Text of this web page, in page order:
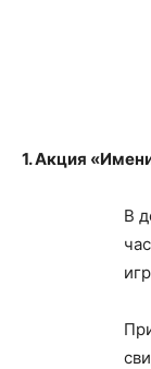
1. Акция
В